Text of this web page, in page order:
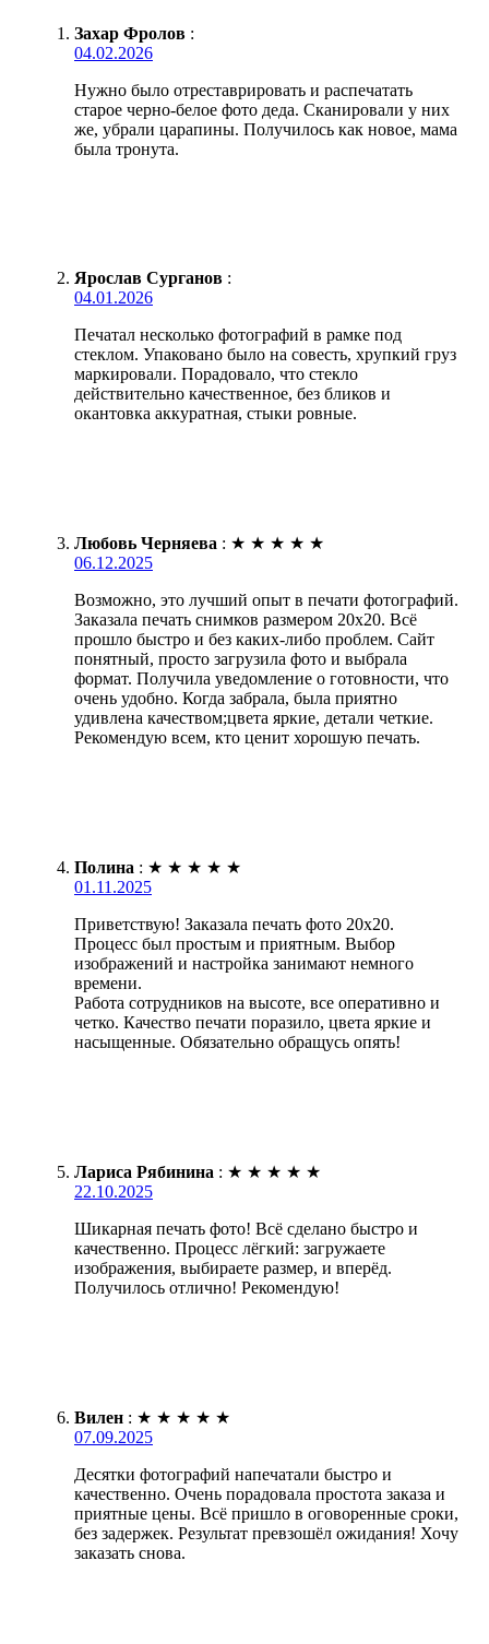
Захар Фролов :
04.02.2026
Нужно было отреставрировать и распечатать
старое черно-белое фото деда. Сканировали у них
же, убрали царапины. Получилось как новое, мама
была тронута.
Ярослав Сурганов :
04.01.2026
Печатал несколько фотографий в рамке под
стеклом. Упаковано было на совесть, хрупкий груз
маркировали. Порадовало, что стекло
действительно качественное, без бликов и
окантовка аккуратная, стыки ровные.
Любовь Черняева : ★ ★ ★ ★ ★
06.12.2025
Возможно, это лучший опыт в печати фотографий.
Заказала печать снимков размером 20х20. Всё
прошло быстро и без каких-либо проблем. Сайт
понятный, просто загрузила фото и выбрала
формат. Получила уведомление о готовности, что
очень удобно. Когда забрала, была приятно
удивлена качеством;цвета яркие, детали четкие.
Рекомендую всем, кто ценит хорошую печать.
Полина : ★ ★ ★ ★ ★
01.11.2025
Приветствую! Заказала печать фото 20х20.
Процесс был простым и приятным. Выбор
изображений и настройка занимают немного
времени.
Работа сотрудников на высоте, все оперативно и
четко. Качество печати поразило, цвета яркие и
насыщенные. Обязательно обращусь опять!
Лариса Рябинина : ★ ★ ★ ★ ★
22.10.2025
Шикарная печать фото! Всё сделано быстро и
качественно. Процесс лёгкий: загружаете
изображения, выбираете размер, и вперёд.
Получилось отлично! Рекомендую!
Вилен : ★ ★ ★ ★ ★
07.09.2025
Десятки фотографий напечатали быстро и
качественно. Очень порадовала простота заказа и
приятные цены. Всё пришло в оговоренные сроки,
без задержек. Результат превзошёл ожидания! Хочу
заказать снова.